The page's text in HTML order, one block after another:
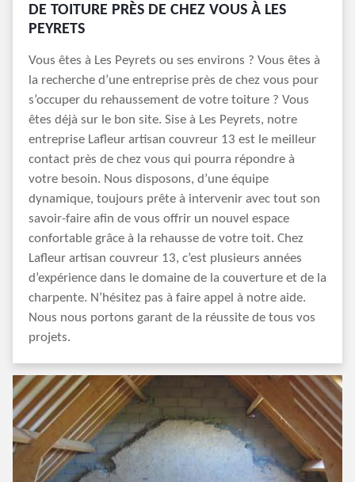
DE TOITURE PRÈS DE CHEZ VOUS À LES
PEYRETS
Vous êtes à Les Peyrets ou ses environs ? Vous êtes à
la recherche d’une entreprise près de chez vous pour
s’occuper du rehaussement de votre toiture ? Vous
êtes déjà sur le bon site. Sise à Les Peyrets, notre
entreprise Lafleur artisan couvreur 13 est le meilleur
contact près de chez vous qui pourra répondre à
votre besoin. Nous disposons, d’une équipe
dynamique, toujours prête à intervenir avec tout son
savoir-faire afin de vous offrir un nouvel espace
confortable grâce à la rehausse de votre toit. Chez
Lafleur artisan couvreur 13, c’est plusieurs années
d’expérience dans le domaine de la couverture et de la
charpente. N’hésitez pas à faire appel à notre aide.
Nous nous portons garant de la réussite de tous vos
projets.